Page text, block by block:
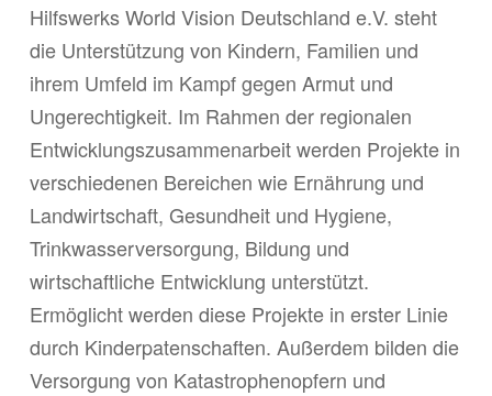
Hilfswerks World Vision Deutschland e.V. steht
die Unterstützung von Kindern, Familien und
ihrem Umfeld im Kampf gegen Armut und
Ungerechtigkeit. Im Rahmen der regionalen
Entwicklungszusammenarbeit werden Projekte in
verschiedenen Bereichen wie Ernährung und
Landwirtschaft, Gesundheit und Hygiene,
Trinkwasserversorgung, Bildung und
wirtschaftliche Entwicklung unterstützt.
Ermöglicht werden diese Projekte in erster Linie
durch Kinderpatenschaften. Außerdem bilden die
Versorgung von Katastrophenopfern und